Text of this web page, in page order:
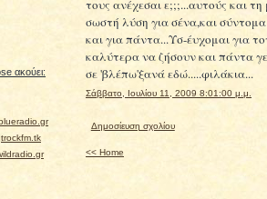
ακούει:
τους ανέχεσαι ε;;;...αυτούς και
σωστή λύση για σένα,και
και για πάντα...Υσ-έυχομαι για
καλύτερα να ζήσουν και πάντα
σε 'βλέπω'ξανά εδώ.....φιλάκια...
Σάββατο, Ιουλίου 11, 2009 8:01:00 μ.μ.
Δημοσίευση σχολίου
<< Home